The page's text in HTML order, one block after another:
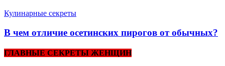
Кулинарные секреты
В чем отличие осетинских пирогов от обычных?
ГЛАВНЫЕ СЕКРЕТЫ ЖЕНЩИН